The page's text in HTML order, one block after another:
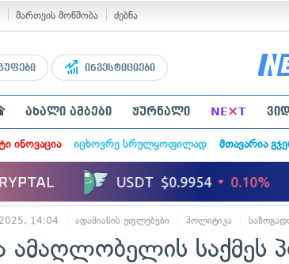
მართვის მოწმობა ძებნა
ინვესტიციები
ახალი ამბები ჟურნალი NE×T
ინოვაცია იცხოვრე სრულყოფილად მთავარია
14:04 ადამიანის უფლებები პოლიტიკა
ამაღლობელის საქმეს